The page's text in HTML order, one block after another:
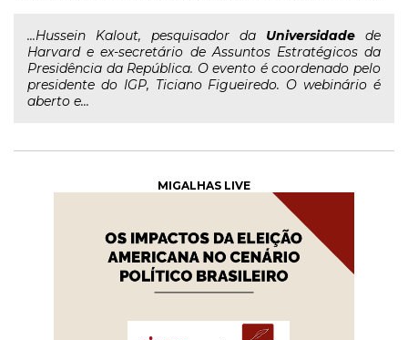
...Hussein Kalout, pesquisador da Universidade de
Harvard e ex-secretário de Assuntos Estratégicos da
Presidência da República. O evento é coordenado pelo
presidente do IGP, Ticiano Figueiredo. O webinário é
aberto e...
MIGALHAS LIVE